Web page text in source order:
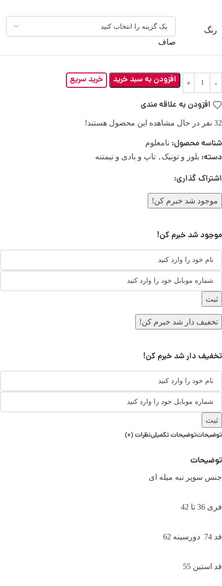
رنگ
صاف
افزودن به سبد خرید خرید سریع
افزودن به علاقه مندی
32 نفر در حال مشاهده این محصول هستند!
شناسه محصول: نامعلوم
دسته: بلوز و تونیک , تاپ و بادی و نیمتنه
اشتراک گذاری:
موجود شد خبرم کن!
موجود شد خبرم کن!
ثبت
تخفیف دار شد خبرم کن!
تخفیف دار شد خبرم کن!
ثبت
توضیحاتتوضیحات تکمیلینظرات (0)
توضیحات
جنس سوپر نبه میله ای
فری 36 تا 42
قد 74 دورسینه 62
قد استین 55